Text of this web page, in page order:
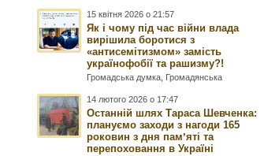
15 квітня 2026 о 21:57
Як і чому під час війни влада
вирішила боротися з
«антисемітизмом» замість
українофобії та рашизму?!
Громадська думка Громадянська
14 лютого 2026 о 17:47
Останній шлях Тараса Шевченка:
плануємо заходи з нагоди 165
роковин з дня памʼяті та
перепоховання в Україні